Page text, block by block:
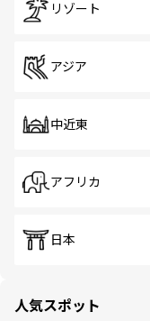
リゾート
アジア
中近東
アフリカ
日本
人気スポット